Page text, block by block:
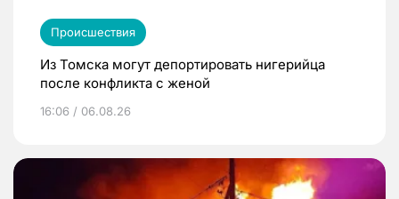
Происшествия
Из Томска могут депортировать нигерийца
после конфликта с женой
16:06 / 06.08.26